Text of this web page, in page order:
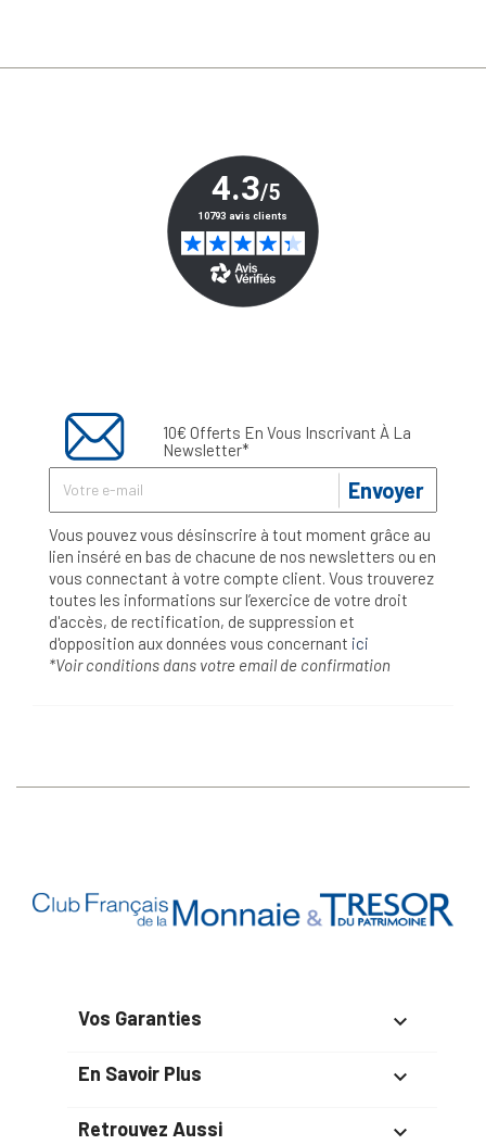
10€ Offerts En Vous Inscrivant À La
Newsletter*
Envoyer
Vous pouvez vous désinscrire à tout moment grâce au
lien inséré en bas de chacune de nos newsletters ou en
vous connectant à votre compte client. Vous trouverez
toutes les informations sur l’exercice de votre droit
d'accès, de rectification, de suppression et
d'opposition aux données vous concernant ici
*Voir conditions dans votre email de confirmation
Vos Garanties 
En Savoir Plus 
Retrouvez Aussi 